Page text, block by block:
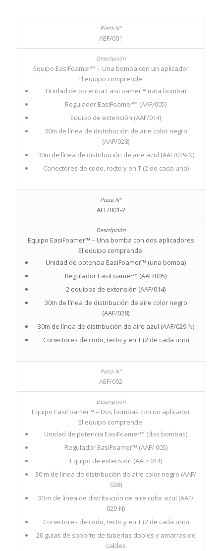
AEF/001
Equipo EasiFoamer™ – Una bomba con un aplicador
El equipo comprende:
Unidad de potencia EasiFoamer™ (una bomba)
Regulador EasiFoamer™ (AAF/005)
Equipo de extensión (AAF/014)
30m de línea de distribución de aire color negro
(AAF/028)
30m de línea de distribución de aire azul (AAF/029-N)
Conectores de codo, recto y en T (2 de cada uno)
AEF/001-2
Equipo EasiFoamer™ – Una bomba con dos aplicadores
El equipo comprende:
Unidad de potencia EasiFoamer™ (una bomba)
Regulador EasiFoamer™ (AAF/005)
2 equipos de extensión (AAF/014)
30m de línea de distribución de aire color negro
(AAF/028)
30m de línea de distribución de aire azul (AAF/029-N)
Conectores de codo, recto y en T (2 de cada uno)
AEF/002
Equipo EasiFoamer™ – Dos bombas con un aplicador
El equipo comprende:
Unidad de potencia EasiFoamer™ (dos bombas)
Regulador EasiFoamer™ (AAF/ 005)
Equipo de extensión (AAF/ 014)
30 m de línea de distribución de aire color negro (AAF/
028)
30 m de línea de distribución de aire color azul (AAF/
029-N)
Conectores de codo, recto y en T (2 de cada uno)
20 guías de soporte de tuberías dobles y amarras de
cables